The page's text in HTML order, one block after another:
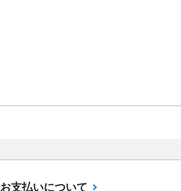
お支払いについて